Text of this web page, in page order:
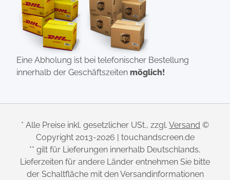
Eine Abholung ist bei telefonischer Bestellung
innerhalb der Geschäftszeiten möglich!
* Alle Preise inkl. gesetzlicher USt., zzgl. Versand ©
Copyright 2013-2026 | touchandscreen.de
** gilt für Lieferungen innerhalb Deutschlands,
Lieferzeiten für andere Länder entnehmen Sie bitte
der Schaltfläche mit den Versandinformationen